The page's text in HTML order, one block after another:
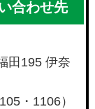
合わせ先
田195 伊奈
・1106）